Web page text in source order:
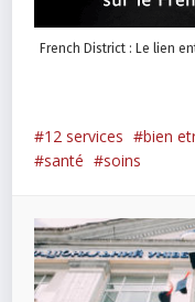
French District : Le lien
12 services bien
santé
soins